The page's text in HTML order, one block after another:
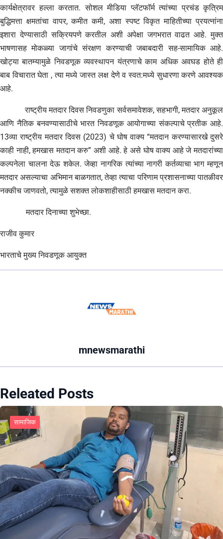
कार्यक्षेत्रावर हल्ला करतात. सोशल मीडिया प्लॅटफॉर्म त्यांच्या प्रचंड कृत्रिम
बुद्धिमत्ता क्षमतांचा वापर, कमीत कमी, अशा स्पष्ट विकृत माहितीच्या प्रयत्नांना
इशारा देण्यासाठी सक्रियपणे करतील अशी अपेक्षा जगभरात वाढत आहे. मुक्त
भाषणासह मोकळ्या जागांचे संरक्षण करण्याची जबाबदारी सह-सामायिक आहे.
खोट्या बातम्यामुळे निवडणूक व्यवस्थापन यंत्रणाचे काम अधिक अवघड होते ही
बाब विचारात घेता , त्या मध्ये जास्त लक्ष देणे व स्वत:मध्ये सुधारणा करणे आवश्यक
आहे.
राष्ट्रीय मतदार दिवस निवडणुका सर्वसमावेशक, सहभागी, मतदार अनुकूल
आणि नैतिक बनवण्यासाठीचे भारत निवडणूक आयोगाच्या संकल्पाचे प्रतीक आहे.
13व्या राष्ट्रीय मतदार दिवस (2023) चे घोष वाक्य “मतदान करण्यासारखे दुसरे
काही नाही, हमखास मतदान करु” अशी आहे. हे असे घोष वाक्य आहे जे मतदारांच्या
कल्पनेला चालना देऊ शकेल. जेव्हा नागरिक त्यांच्या नागरी कर्तव्याचा भाग म्हणून
मतदार असल्याचा अभिमान बाळगतात, तेव्हा त्याचा परिणाम प्रशासनाच्या पातळीवर
नक्कीच जाणवतो, त्यामुळे सशक्त लोकशाहीसाठी हमखास मतदान करा.
मतदार दिनाच्या शुभेच्छा.
राजीव कुमार
भारताचे मुख्य निवडणूक आयुक्त
mnewsmarathi
Releated Posts
सामाजिक